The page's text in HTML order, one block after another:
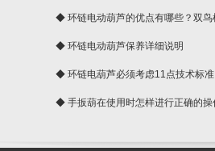
球◆ 环链电动葫芦的优点有哪些？双鸟
◆ 环链电动葫芦保养详细说明
◆ 环链电葫芦必须考虑11点技术标准
◆ 手扳葫在使用时怎样进行正确的操